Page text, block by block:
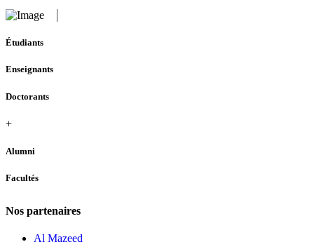
Étudiants
Enseignants
Doctorants
+
Alumni
Facultés
Nos partenaires
Al Mazeed